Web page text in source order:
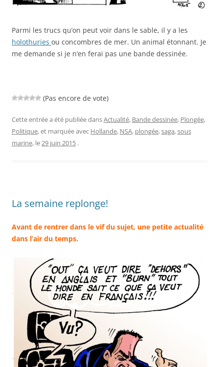
Parmi les trucs qu’on peut voir dans le sable, il y a les
holothuries ou concombres de mer. Un animal étonnant. Je
me demande si je n’en ferai pas une bande dessinée.
(Pas encore de vote)
Cette entrée a été publiée dansActualité, Bande dessinée, Plongée,
Politique, et marquée avec Hollande, NSA, plongée,saga,sous
marine, le29 juin 2015 .
La semaine replonge!
Avant de rentrer dans le vif du sujet, une petite actualité
dans l’air du temps.